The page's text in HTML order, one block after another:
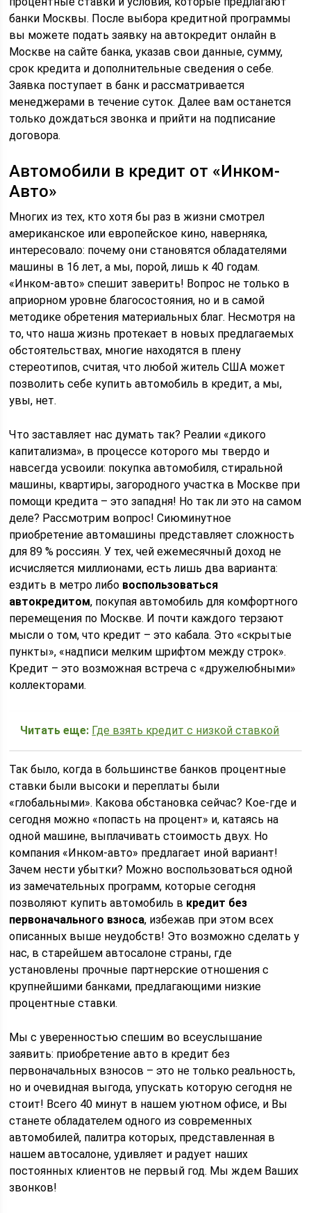
банки Москвы. После выбора кредитной программы
вы можете подать заявку на автокредит онлайн в
Москве на сайте банка, указав свои данные, сумму,
срок кредита и дополнительные сведения о себе.
Заявка поступает в банк и рассматривается
менеджерами в течение суток. Далее вам останется
только дождаться звонка и прийти на подписание
договора.
Автомобили в кредит от «Инком-
Авто»
Многих из тех, кто хотя бы раз в жизни смотрел
американское или европейское кино, наверняка,
интересовало: почему они становятся обладателями
машины в 16 лет, а мы, порой, лишь к 40 годам.
«Инком-авто» спешит заверить! Вопрос не только в
априорном уровне благосостояния, но и в самой
методике обретения материальных благ. Несмотря на
то, что наша жизнь протекает в новых предлагаемых
обстоятельствах, многие находятся в плену
стереотипов, считая, что любой житель США может
позволить себе купить автомобиль в кредит, а мы,
увы, нет.
Что заставляет нас думать так? Реалии «дикого
капитализма», в процессе которого мы твердо и
навсегда усвоили: покупка автомобиля, стиральной
машины, квартиры, загородного участка в Москве при
помощи кредита – это западня! Но так ли это на самом
деле? Рассмотрим вопрос! Сиюминутное
приобретение автомашины представляет сложность
для 89 % россиян. У тех, чей ежемесячный доход не
исчисляется миллионами, есть лишь два варианта:
ездить в метро либо воспользоваться
автокредитом, покупая автомобиль для комфортного
перемещения по Москве. И почти каждого терзают
мысли о том, что кредит – это кабала. Это «скрытые
пункты», «надписи мелким шрифтом между строк».
Кредит – это возможная встреча с «дружелюбными»
коллекторами.
Читать еще: Где взять кредит с низкой ставкой
Так было, когда в большинстве банков процентные
ставки были высоки и переплаты были
«глобальными». Какова обстановка сейчас? Кое-где и
сегодня можно «попасть на процент» и, катаясь на
одной машине, выплачивать стоимость двух. Но
компания «Инком-авто» предлагает иной вариант!
Зачем нести убытки? Можно воспользоваться одной
из замечательных программ, которые сегодня
позволяют купить автомобиль в кредит без
первоначального взноса, избежав при этом всех
описанных выше неудобств! Это возможно сделать у
нас, в старейшем автосалоне страны, где
установлены прочные партнерские отношения с
крупнейшими банками, предлагающими низкие
процентные ставки.
Мы с уверенностью спешим во всеуслышание
заявить: приобретение авто в кредит без
первоначальных взносов – это не только реальность,
но и очевидная выгода, упускать которую сегодня не
стоит! Всего 40 минут в нашем уютном офисе, и Вы
станете обладателем одного из современных
автомобилей, палитра которых, представленная в
нашем автосалоне, удивляет и радует наших
постоянных клиентов не первый год. Мы ждем Ваших
звонков!